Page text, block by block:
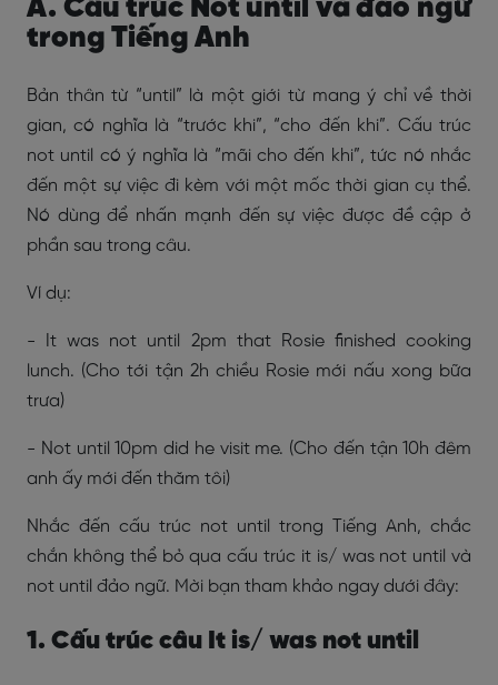
A. Cấu trúc Not until và đảo ngữ
trong Tiếng Anh
Bản thân từ “until” là một giới từ mang ý chỉ về thời
gian, có nghĩa là “trước khi”, “cho đến khi”. Cấu trúc
not until có ý nghĩa là “mãi cho đến khi”, tức nó nhắc
đến một sự việc đi kèm với một mốc thời gian cụ thể.
Nó dùng để nhấn mạnh đến sự việc được đề cập ở
phần sau trong câu.
Ví dụ:
- It was not until 2pm that Rosie finished cooking
lunch. (Cho tới tận 2h chiều Rosie mới nấu xong bữa
trưa)
- Not until 10pm did he visit me. (Cho đến tận 10h đêm
anh ấy mới đến thăm tôi)
Nhắc đến cấu trúc not until trong Tiếng Anh, chắc
chắn không thể bỏ qua cấu trúc it is/ was not until và
not until đảo ngữ. Mời bạn tham khảo ngay dưới đây:
1. Cấu trúc câu It is/ was not until